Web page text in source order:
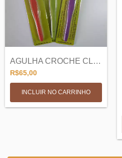
AGULHA CROCHE CLOVER AMOUR
R$65,00
INCLUIR NO CARRINHO